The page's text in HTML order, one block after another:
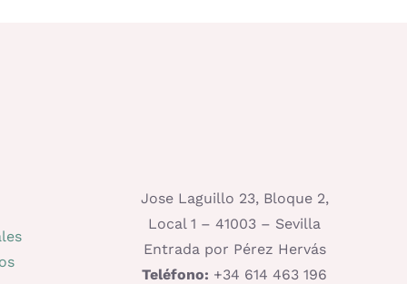
Jose Laguillo 23, Bloque 2,
Local 1 – 41003 – Sevilla
Entrada por Pérez Hervás
Teléfono: +34 614 463 196